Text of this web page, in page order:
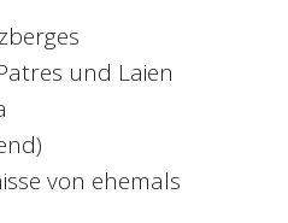
und Laien
von ehemals